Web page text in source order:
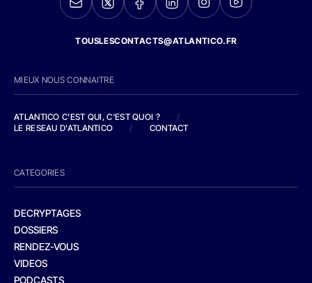
TOUSLESCONTACTS@ATLANTICO.FR
MIEUX NOUS CONNAITRE
ATLANTICO C'EST QUI, C'EST QUOI ?
/
LE RESEAU D'ATLANTICO
/ CONTACT
CATEGORIES
DECRYPTAGES
DOSSIERS
RENDEZ-VOUS
VIDEOS
PODCASTS